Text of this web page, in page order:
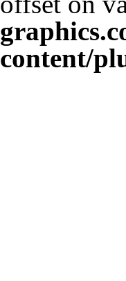
content/